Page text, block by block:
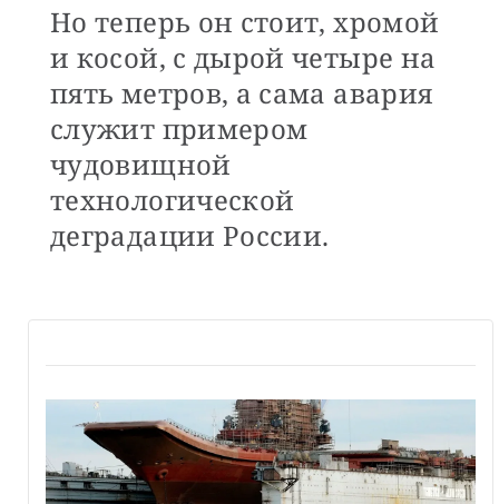
Но теперь он стоит, хромой
и косой, с дырой четыре на
пять метров, а сама авария
служит примером
чудовищной
технологической
деградации России.